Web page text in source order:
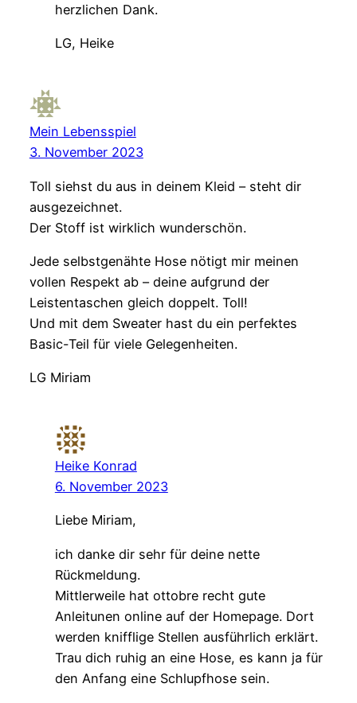
herzlichen Dank.
LG, Heike
Mein Lebensspiel
3. November 2023
Toll siehst du aus in deinem Kleid – steht dir
ausgezeichnet.
Der Stoff ist wirklich wunderschön.
Jede selbstgenähte Hose nötigt mir meinen
vollen Respekt ab – deine aufgrund der
Leistentaschen gleich doppelt. Toll!
Und mit dem Sweater hast du ein perfektes
Basic-Teil für viele Gelegenheiten.
LG Miriam
Heike Konrad
6. November 2023
Liebe Miriam,
ich danke dir sehr für deine nette
Rückmeldung.
Mittlerweile hat ottobre recht gute
Anleitunen online auf der Homepage. Dort
werden knifflige Stellen ausführlich erklärt.
Trau dich ruhig an eine Hose, es kann ja für
den Anfang eine Schlupfhose sein.